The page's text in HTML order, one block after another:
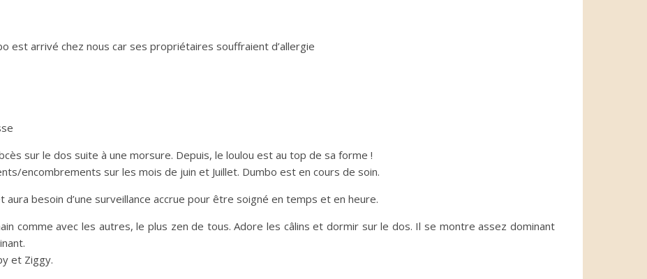
est arrivé chez nous car ses propriétaires souffraient d’allergie
sur le dos suite à une morsure. Depuis, le loulou est au top de sa forme !
encombrements sur les mois de juin et Juillet. Dumbo est en cours de soin.
besoin d’une surveillance accrue pour être soigné en temps et en heure.
comme avec les autres, le plus zen de tous. Adore les câlins et dormir sur le dos. Il se montre assez dominant
et Ziggy.